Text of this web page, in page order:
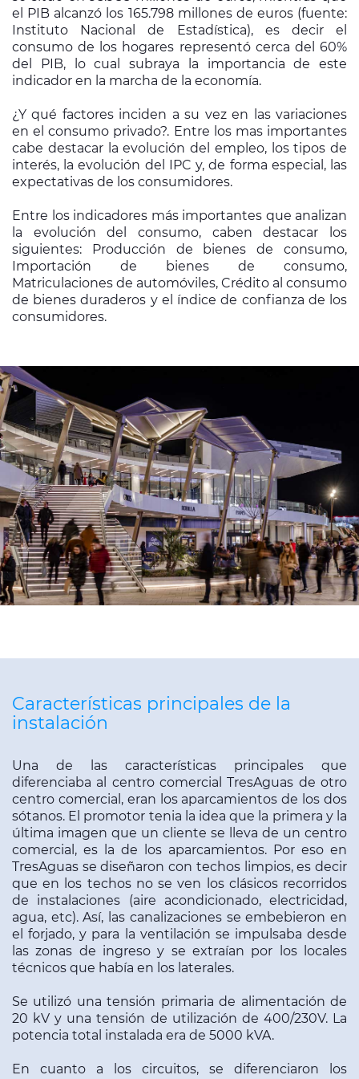
información sobre el uso que haga del sitio web con
nuestros partners de redes sociales, publicidad y análisis
web, quienes pueden combinarla con otra información que
les haya proporcionado o que hayan recopilado a partir del
uso que haya hecho de sus servicios.
el PIB alcanzó los 165.798 millones de euros (fuente:
Instituto Nacional de Estadística), es decir el
consumo de los hogares representó cerca del 60%
del PIB, lo cual subraya la importancia de este
indicador en la marcha de la economía.
¿Y qué factores inciden a su vez en las variaciones
en el consumo privado?. Entre los mas importantes
cabe destacar la evolución del empleo, los tipos de
interés, la evolución del IPC y, de forma especial, las
expectativas de los consumidores.
Entre los indicadores más importantes que analizan
la evolución del consumo, caben destacar los
siguientes: Producción de bienes de consumo,
Importación de bienes de consumo,
Matriculaciones de automóviles, Crédito al consumo
de bienes duraderos y el índice de confianza de los
consumidores.
Características principales de la
instalación
Una de las características principales que
diferenciaba al centro comercial TresAguas de otro
centro comercial, eran los aparcamientos de los dos
sótanos. El promotor tenia la idea que la primera y la
última imagen que un cliente se lleva de un centro
comercial, es la de los aparcamientos. Por eso en
TresAguas se diseñaron con techos limpios, es decir
que en los techos no se ven los clásicos recorridos
de instalaciones (aire acondicionado, electricidad,
agua, etc). Así, las canaliza­ciones se embebieron en
el forjado, y para la ventila­ción se impulsaba desde
las zonas de ingreso y se extraían por los locales
técnicos que había en los late­rales.
Se utilizó una tensión primaria de alimentación de
20 kV y una tensión de utilización de 400/230V. La
potencia total instalada era de 5000 kVA.
En cuanto a los circuitos, se diferenciaron los